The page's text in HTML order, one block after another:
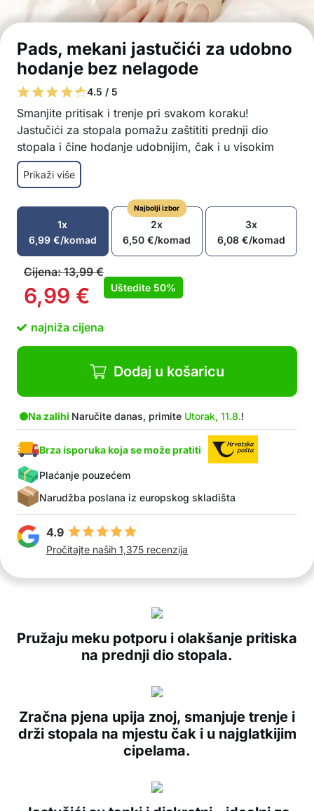
Pads, mekani jastučići za udobno
hodanje bez nelagode
4.5 / 5
Smanjite pritisak i trenje pri svakom koraku!
Jastučići za stopala pomažu zaštititi prednji dio
stopala i čine hodanje udobnijim, čak i u visokim
petama. Diskretni su, mekani, prozračni i sprječavaju
klizanje – savršen izbor za svaki dan ili posebne
Učinkovita zaštita prednjeg dijela stopala,
smanjuje trenje i nelagodu pri hodanju ili stajanju
dulje vrijeme
Izuzetno mekana pjena i ugodan materijal za
udobno nošenje cijeli dan
Dizajn protiv klizanja, upija vlagu i sprječava
Univerzalna veličina i oblik koji odgovaraju
svakom stopalu
Diskretna upotreba jer je jastučić nevidljiv čak i
u otvorenijim ili stiliziranim cipelama
Pogodno za visoke pete, sandale, cipele s
otvorenom petom ili svakodnevne cipele
U paketu: 1x par jastučića za stopala
Prikaži više
1x
6,99 €/komad
Najbolji izbor
2x
6,50€/komad
3x
6,08€/komad
Cijena:13,99€
6,99 € Uštedite 50%
najniža cijena
Dodaj u košaricu
Na zalihi Naručite danas, primite Utorak, 11.8.!
Brza isporuka koja se može pratiti
Plaćanje pouzećem
Narudžba poslana iz europskog skladišta
4.9
Pročitajte naših 1,375 recenzija
Pružaju meku potporu i olakšanje pritiska
na prednji dio stopala.
Zračna pjena upija znoj, smanjuje trenje i
drži stopala na mjestu čak i u najglatkijim
cipelama.